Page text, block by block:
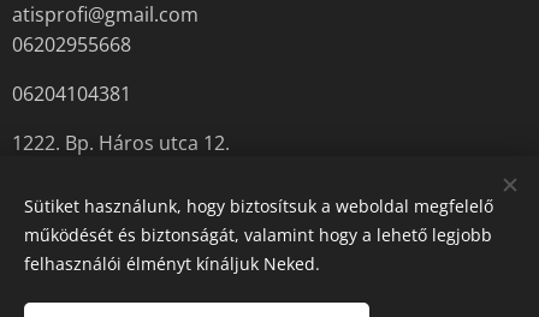
atisprofi@gmail.com
06202955668
06204104381
1222. Bp. Háros utca 12.
A termékek aktuális készletéről érdeklődjön az üzletben, vagy a
megadott elérhetőségek egyikén.
Sütiket használunk, hogy biztosítsuk a weboldal megfelelő
működését és biztonságát, valamint hogy a lehető legjobb
felhasználói élményt kínáljuk Neked.